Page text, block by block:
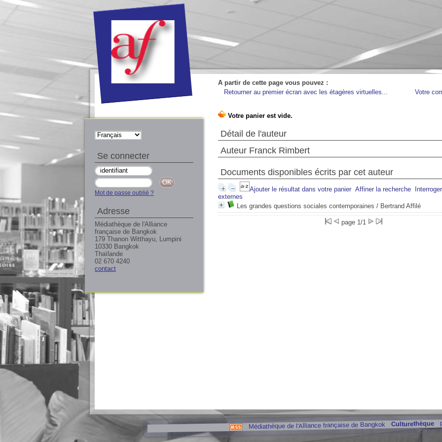
A partir de cette page vous pouvez :
Retourner au premier écran avec les étagères virtuelles...
Votre
Détail de l'auteur
Auteur Franck Rimbert
Documents disponibles écrits par cet auteur
Ajouter le résultat dans votre panier Affiner la recherche
externes
Les grandes questions sociales contemporaines / Bertrand Affilé
page 1/1
Médiathèque de l'Alliance française de Bangkok Culturethèque
Se connecter
Mot de passe oublié ?
Adresse
Médiathèque de l'Alliance
française de Bangkok
179 Thanon Witthayu, Lumpini
10330 Bangkok
Thaïlande
02 670 4240
contact